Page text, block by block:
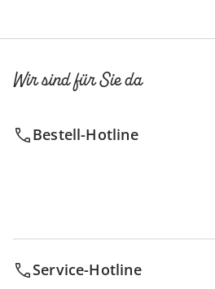
Wir sind für Sie da
Bestell-Hotline
Service-Hotline